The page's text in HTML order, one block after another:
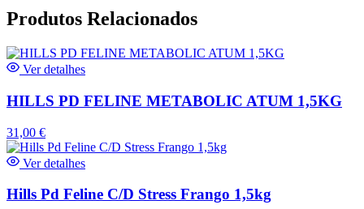
Produtos Relacionados
Ver detalhes
HILLS PD FELINE METABOLIC ATUM 1,5KG
31,00 €
Ver detalhes
Hills Pd Feline C/D Stress Frango 1,5kg